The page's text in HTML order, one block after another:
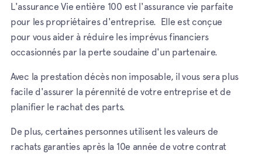
L'assurance Vie entière 100 est l'assurance vie parfaite
pour les propriétaires d'entreprise. Elle est conçue
pour vous aider à réduire les imprévus financiers
occasionnés par la perte soudaine d'un partenaire.
Avec la prestation décès non imposable, il vous sera plus
facile d'assurer la pérennité de votre entreprise et de
planifier le rachat des parts.
De plus, certaines personnes utilisent les valeurs de
rachats garanties après la 10e année de votre contrat